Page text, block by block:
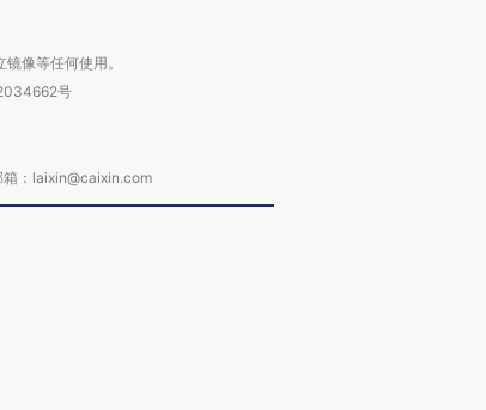
像等任何使用。
号
：laixin@caixin.com